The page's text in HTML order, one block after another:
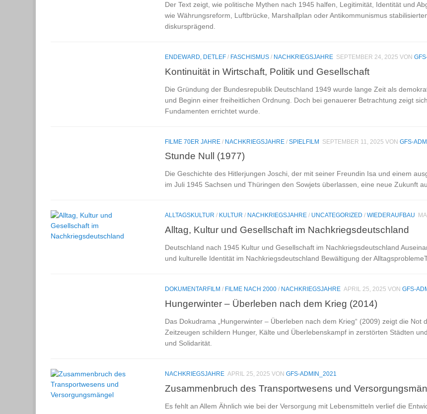
Der Text zeigt, wie politische Mythen nach 1945 halfen, Legitimität, Identität und
wie Währungsreform, Luftbrücke, Marshallplan oder Antikommunismus
diskursprägend.
ENDEWARD, DETLEF / FASCHISMUS / NACHKRIEGSJAHRE SEPTEMBER 24, 2025 VON
Kontinuität in Wirtschaft, Politik und Gesellschaft
Die Gründung der Bundesrepublik Deutschland 1949 wurde lange Zeit als
und Beginn einer freiheitlichen Ordnung. Doch bei genauerer Betrachtung zeigt
Fundamenten errichtet wurde.
FILME 70ER JAHRE / NACHKRIEGSJAHRE / SPIELFILM SEPTEMBER 11, 2025 VON GFS-
Stunde Null (1977)
Die Geschichte des Hitlerjungen Joschi, der mit seiner Freundin Isa und einem
im Juli 1945 Sachsen und Thüringen den Sowjets überlassen, eine neue Zukunft
ALLTAGSKULTUR / KULTUR / NACHKRIEGSJAHRE / UNCATEGORIZED / WIEDERAUFBAU
Alltag, Kultur und Gesellschaft im Nachkriegsdeutschland
Deutschland nach 1945 Kultur und Gesellschaft im Nachkriegsdeutschland
und kulturelle Identität im Nachkriegsdeutschland Bewältigung der
DOKUMENTARFILM / FILME NACH 2000 / NACHKRIEGSJAHRE APRIL 25, 2025 VON GFS-
Hungerwinter – Überleben nach dem Krieg (2014)
Das Dokudrama „Hungerwinter – Überleben nach dem Krieg“ (2009) zeigt die
Zeitzeugen schildern Hunger, Kälte und Überlebenskampf in zerstörten Städten
und Solidarität.
NACHKRIEGSJAHRE APRIL 25, 2025 VON GFS-ADMIN_2021
Zusammenbruch des Transportwesens und
Es fehlt an Allem Ähnlich wie bei der Versorgung mit Lebensmitteln verlief die